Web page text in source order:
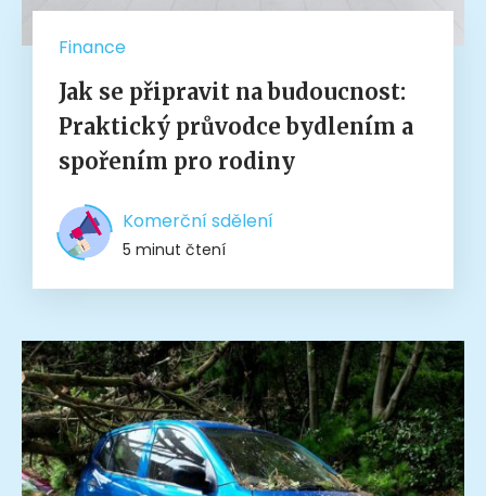
Finance
Jak se připravit na budoucnost:
Praktický průvodce bydlením a
spořením pro rodiny
Komerční sdělení
5 minut čtení